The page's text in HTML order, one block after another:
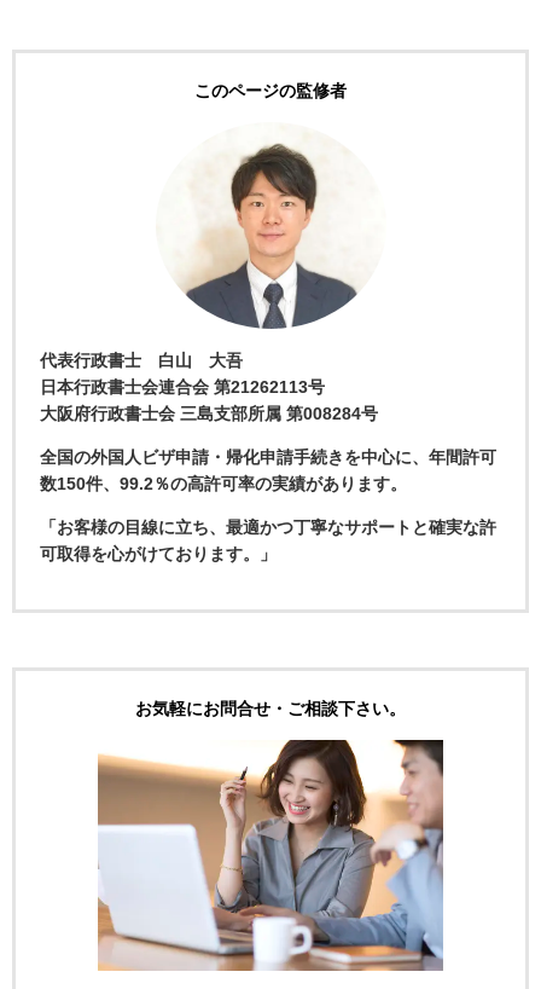
このページの監修者
代表行政書士 白山 大吾
日本行政書士会連合会 第21262113号
大阪府行政書士会 三島支部所属 第008284号
全国の外国人ビザ申請・帰化申請手続きを中心に、年間許可
数150件、99.2％の高許可率の実績があります。
「お客様の目線に立ち、最適かつ丁寧なサポートと確実な許
可取得を心がけております。」
お気軽にお問合せ・ご相談下さい。